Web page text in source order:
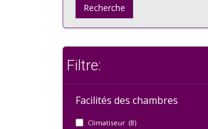
Recherche
Filtre:
Facilités des chambres
Climatiseur (8)